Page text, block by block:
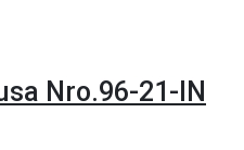
Nro.96-21-IN